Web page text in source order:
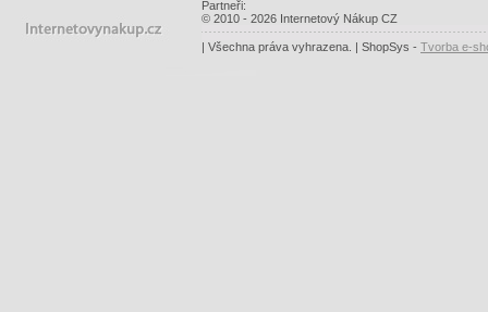
Partneři:
© 2010 - 2026 Internetový Nákup CZ
| Všechna práva vyhrazena. | ShopSys - Tvorba e-